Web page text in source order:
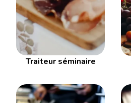
Traiteur séminaire